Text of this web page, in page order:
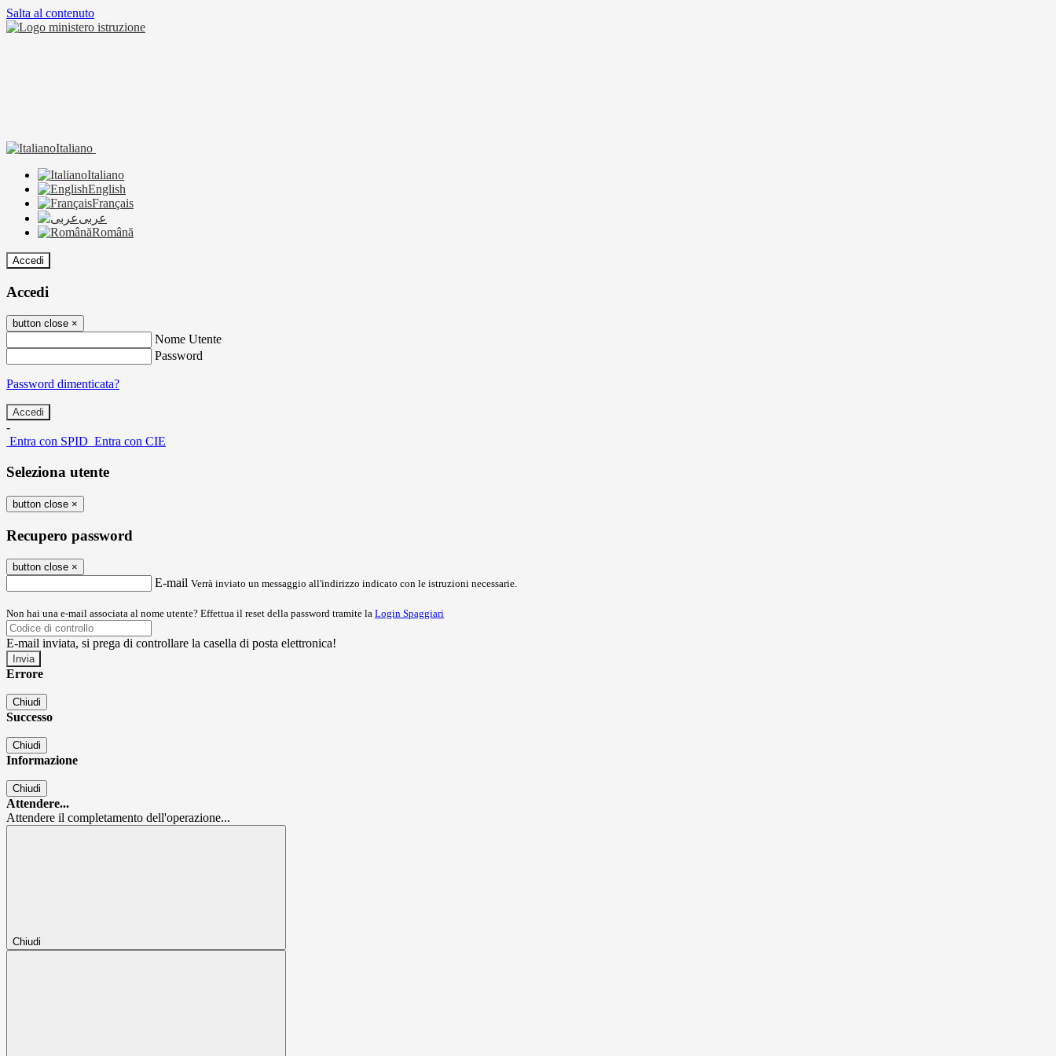
Salta al contenuto
Italiano
Italiano
English
Français
عربى
Română
Accedi
Accedi
button close ×
Nome Utente
Password
Password dimenticata?
-
Entra con SPID Entra con CIE
Seleziona utente
button close ×
Recupero password
button close ×
E-mail Verrà inviato un messaggio all'indirizzo indicato con le istruzioni necessarie.
Non hai una e-mail associata al nome utente? Effettua il reset della password tramite la Login Spaggiari
E-mail inviata, si prega di controllare la casella di posta elettronica!
Errore
Chiudi
Successo
Chiudi
Informazione
Chiudi
Attendere...
Attendere il completamento dell'operazione...
Chiudi